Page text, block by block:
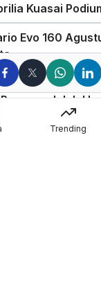
Kuasai
Evo 160
Polisi
adalah
Qualifying
Trending